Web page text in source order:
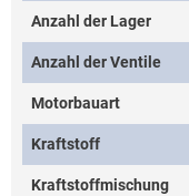
Anzahl der Lager
Anzahl der Ventile
Motorbauart
Kraftstoff
Kraftstoffmischung